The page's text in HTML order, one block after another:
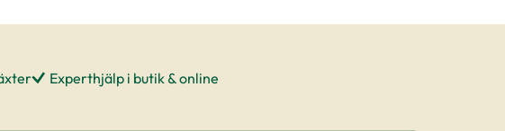
Experthjälp i butik & online